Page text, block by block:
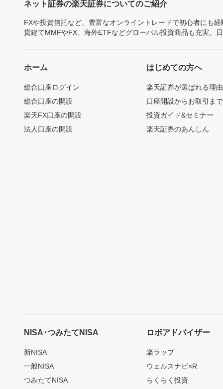
ネット証券の楽天証券についてのご紹介
FXや投資信託など、豊富なオンライントレードで初心者にも
貨建てMMFやFX、海外ETFなどグローバル投資商品も充実。
ホーム
総合口座ログイン
総合口座の開設
楽天FX口座の開設
法人口座の開設
はじめての方へ
楽天証券が選ばれる理由
口座開設からお取引ま
投資ガイド&セミナー
楽天証券のあんしん
NISA･つみたてNISA
新NISA
一般NISA
つみたてNISA
ロボアドバイザー
楽ラップ
ウェルスナビ×R
らくらく投資